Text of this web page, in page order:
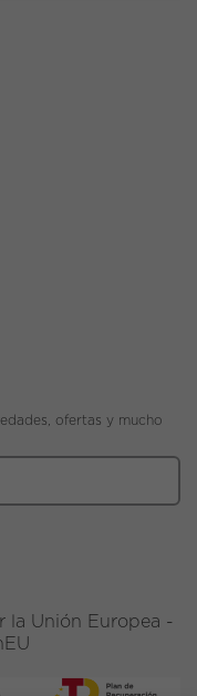
ofertas y mucho
la Unión Europea -